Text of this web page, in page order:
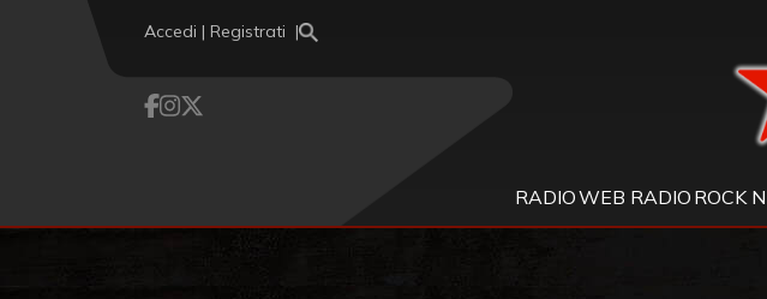
Accedi | Registrati
RADIOWEB RADIO ROCK